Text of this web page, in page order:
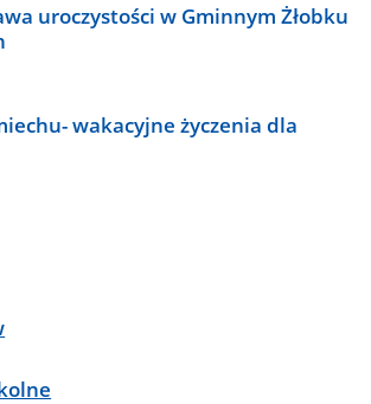
uroczystości w Gminnym Żłobku
wakacyjne życzenia dla